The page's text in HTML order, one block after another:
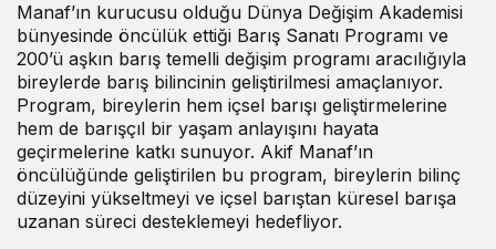
Manaf’ın kurucusu olduğu Dünya Değişim Akademisi
bünyesinde öncülük ettiği Barış Sanatı Programı ve
200’ü aşkın barış temelli değişim programı aracılığıyla
bireylerde barış bilincinin geliştirilmesi amaçlanıyor.
Program, bireylerin hem içsel barışı geliştirmelerine
hem de barışçıl bir yaşam anlayışını hayata
geçirmelerine katkı sunuyor. Akif Manaf’ın
öncülüğünde geliştirilen bu program, bireylerin bilinç
düzeyini yükseltmeyi ve içsel barıştan küresel barışa
uzanan süreci desteklemeyi hedefliyor.